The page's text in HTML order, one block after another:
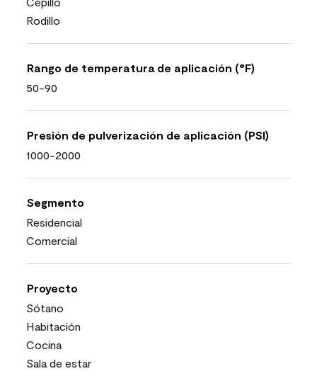
Rodillo
Rango de temperatura de aplicación (°F)
50-90
Presión de pulverización de aplicación (PSI)
1000-2000
Segmento
Residencial
Comercial
Proyecto
Sótano
Habitación
Cocina
Sala de estar